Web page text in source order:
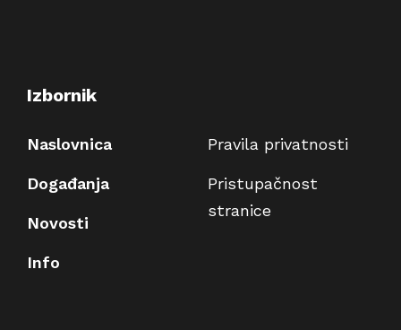
Izbornik
Naslovnica
Događanja
Novosti
Info
Pravila privatnosti
Pristupačnost
stranice